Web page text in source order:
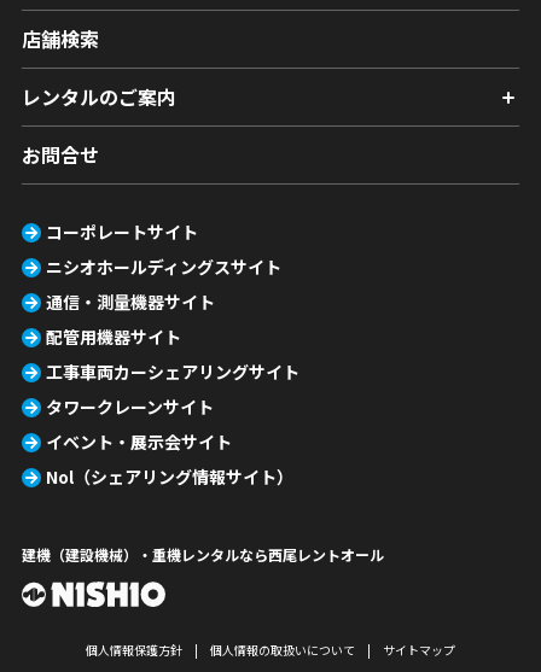
店舗検索
レンタルのご案内
お問合せ
コーポレートサイト
ニシオホールディングスサイト
通信・測量機器サイト
配管用機器サイト
工事車両カーシェアリングサイト
タワークレーンサイト
イベント・展示会サイト
Nol（シェアリング情報サイト）
建機（建設機械）・重機レンタルなら西尾レントオール
個人情報保護方針 個人情報の取扱いについて サイトマップ